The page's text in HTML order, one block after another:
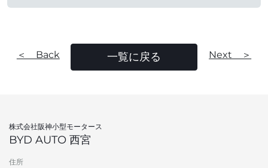
＜ Back 一覧に戻る Next ＞
株式会社阪神小型モータース
BYD AUTO 西宮
住所